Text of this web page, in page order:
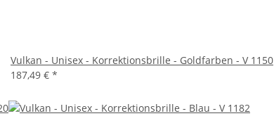
Vulkan - Unisex - Korrektionsbrille - Goldfarben - V 1150
187,49 € *